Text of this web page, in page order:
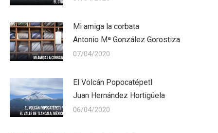
Mi amiga la corbata
Antonio Mª González Gorostiza
07/04/2020
El Volcán Popocatépetl
Juan Hernández Hortigüela
06/04/2020